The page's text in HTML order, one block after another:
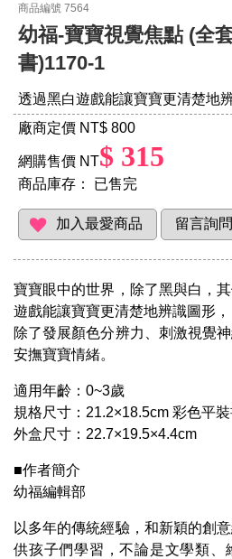
商品編號 7564
幼福-寶寶視覺焦點 (全
書)1170-1
透過黑白遊戲能讓寶寶更清楚地
廠商定價 NT$ 800
網購售價 NT$ 315
商品庫存： 已售完
寶寶眼中的世界，除了黑與白，
遊戲能讓寶寶更清楚地辨識圖形，
除了發展顏色分辨力、刺激視覺
安撫寶寶情緒。
適用年齡：0~3歲
規格尺寸：21.2×18.5cm 彩色平
外盒尺寸：22.7×19.5×4.4cm
■作者簡介
幼福編輯部
以多年的傳統經驗，和新穎的創
供孩子們學習，不論是文學類、